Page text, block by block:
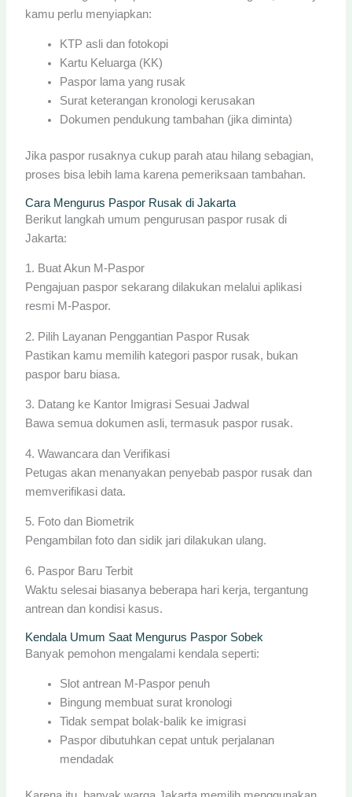
kamu perlu menyiapkan:
KTP asli dan fotokopi
Kartu Keluarga (KK)
Paspor lama yang rusak
Surat keterangan kronologi kerusakan
Dokumen pendukung tambahan (jika diminta)
Jika paspor rusaknya cukup parah atau hilang sebagian,
proses bisa lebih lama karena pemeriksaan tambahan.
Cara Mengurus Paspor Rusak di Jakarta
Berikut langkah umum pengurusan paspor rusak di
Jakarta:
1. Buat Akun M-Paspor
Pengajuan paspor sekarang dilakukan melalui aplikasi
resmi M-Paspor.
2. Pilih Layanan Penggantian Paspor Rusak
Pastikan kamu memilih kategori paspor rusak, bukan
paspor baru biasa.
3. Datang ke Kantor Imigrasi Sesuai Jadwal
Bawa semua dokumen asli, termasuk paspor rusak.
4. Wawancara dan Verifikasi
Petugas akan menanyakan penyebab paspor rusak dan
memverifikasi data.
5. Foto dan Biometrik
Pengambilan foto dan sidik jari dilakukan ulang.
6. Paspor Baru Terbit
Waktu selesai biasanya beberapa hari kerja, tergantung
antrean dan kondisi kasus.
Kendala Umum Saat Mengurus Paspor Sobek
Banyak pemohon mengalami kendala seperti:
Slot antrean M-Paspor penuh
Bingung membuat surat kronologi
Tidak sempat bolak-balik ke imigrasi
Paspor dibutuhkan cepat untuk perjalanan
mendadak